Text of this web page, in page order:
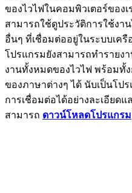
ของไวไฟในคอมพิวเตอร์ของเ
สามารถใช้ดูประวัติการใช้งา
อื่นๆ ที่เชื่อมต่ออยู่ในระบบเครื
โปรแกรมยังสามารถทำรายง
งานทั้งหมดของไวไฟ พร้อมทั้
ของภาษาต่างๆ ได้ นับเป็นโป
การเชื่อมต่อได้อย่างละเอียดแ
สามารถ ดาวน์โหลดโปรแกรม